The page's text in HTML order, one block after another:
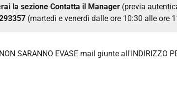
la sezione Contatta il Manager (previa
(martedì e venerdì dalle ore 10:30 alle ore
NON SARANNO EVASE mail giunte all'INDIRIZZO